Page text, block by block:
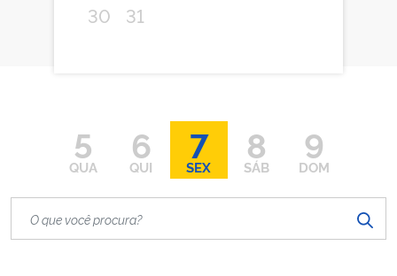
30
31
5
QUA
6
QUI
7
SEX
8
SÁB
9
DOM